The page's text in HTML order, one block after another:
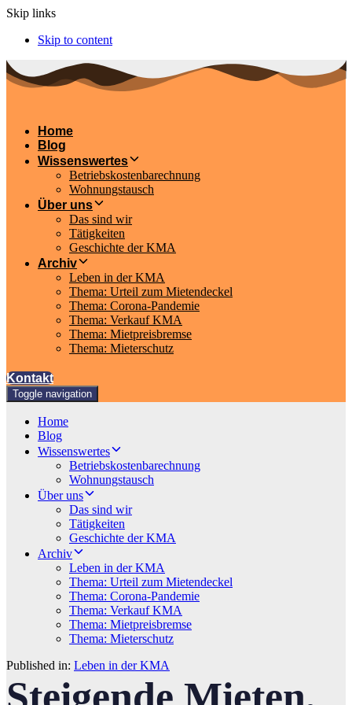
Skip links
Skip to content
Home
Blog
Wissenswertes
Betriebskostenbarechnung
Wohnungstausch
Über uns
Das sind wir
Tätigkeiten
Geschichte der KMA
Archiv
Leben in der KMA
Thema: Urteil zum Mietendeckel
Thema: Corona-Pandemie
Thema: Verkauf KMA
Thema: Mietpreisbremse
Thema: Mieterschutz
Kontakt
Toggle navigation
Home
Blog
Wissenswertes
Betriebskostenbarechnung
Wohnungstausch
Über uns
Das sind wir
Tätigkeiten
Geschichte der KMA
Archiv
Leben in der KMA
Thema: Urteil zum Mietendeckel
Thema: Corona-Pandemie
Thema: Verkauf KMA
Thema: Mietpreisbremse
Thema: Mieterschutz
Published in: Leben in der KMA